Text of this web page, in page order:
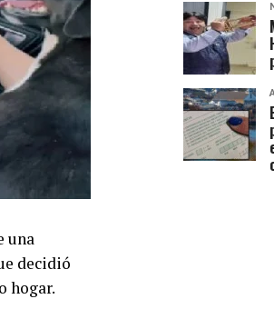
una
decidió
hogar.